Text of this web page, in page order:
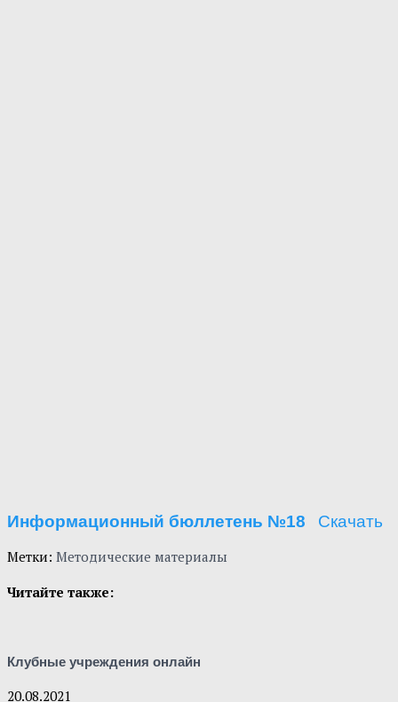
Информационный бюллетень №18 Скачать
Метки: Методические материалы
Читайте также:
Клубные учреждения онлайн
20.08.2021